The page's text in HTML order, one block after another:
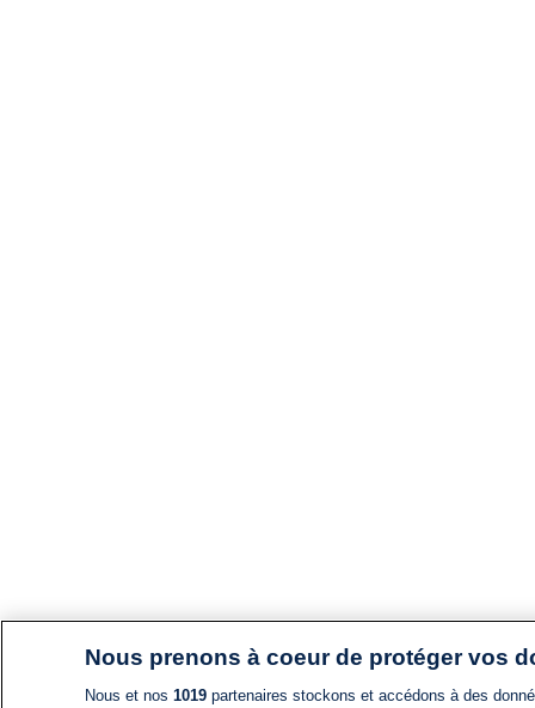
Nous prenons à coeur de protéger vos
Nous et nos 1019partenaires stockons et accédons à des